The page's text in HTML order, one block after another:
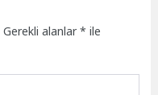
Gerekli alanlar* ile